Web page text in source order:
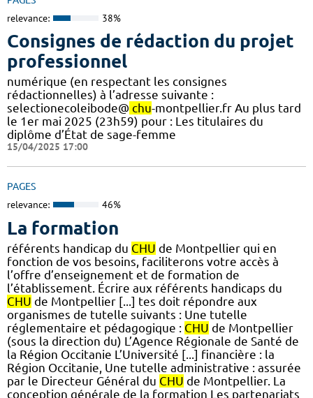
relevance: 38%
Consignes de rédaction du projet
professionnel
numérique (en respectant les consignes
rédactionnelles) à l’adresse suivante :
selectionecoleibode@ chu-montpellier.fr Au plus tard
le 1er mai 2025 (23h59) pour : Les titulaires du
diplôme d’État de sage-femme
15/04/2025 17:00
PAGES
relevance: 46%
La formation
référents handicap du CHU de Montpellier qui en
fonction de vos besoins, faciliterons votre accès à
l’offre d’enseignement et de formation de
l’établissement. Écrire aux référents handicaps du
CHU de Montpellier [...] tes doit répondre aux
organismes de tutelle suivants : Une tutelle
réglementaire et pédagogique : CHU de Montpellier
(sous la direction du) L’Agence Régionale de Santé de
la Région Occitanie L’Université [...] financière : la
Région Occitanie, Une tutelle administrative : assurée
par le Directeur Général du CHU de Montpellier. La
conception générale de la formation Les partenariats